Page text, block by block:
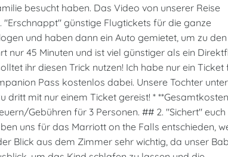
besucht haben. Das Video von unserer Reise
günstige Flugtickets für die ganze
und haben dann ein Auto gemietet, um zu den
45 Minuten und ist viel günstiger als ein
ihr diesen Trick nutzen! Ich habe nur ein Ticket
Pass kostenlos dabei. Unsere Tochter
mit nur einem Ticket gereist! *
Gebühren für 3 Personen. ## 2. "Sichert" euch
uns für das Marriott on the Falls entschieden,
Blick aus dem Zimmer sehr wichtig, da unser